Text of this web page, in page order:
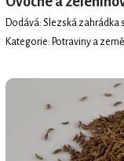
Dodává: Slezská zahrádka
Kategorie: Potraviny a